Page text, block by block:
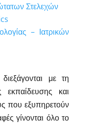
Στελεχών
– Ιατρικών
με τη
και
που εξυπηρετούν
γίνονται όλο το